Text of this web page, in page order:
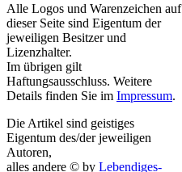
Alle Logos und Warenzeichen auf
dieser Seite sind Eigentum der
jeweiligen Besitzer und
Lizenzhalter.
Im übrigen gilt
Haftungsausschluss. Weitere
Details finden Sie im Impressum.
Die Artikel sind geistiges
Eigentum des/der jeweiligen
Autoren,
alles andere © by Lebendiges-